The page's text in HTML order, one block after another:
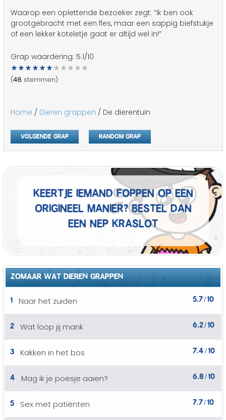
Waarop een oplettende bezoeker zegt: “Ik ben ook
grootgebracht met een fles, maar een sappig biefstukje
of een lekker koteletje gaat er altijd wel in!”
Grap waardering: 5.1/10
(48 stemmen)
Home / Dieren grappen / De dierentuin
Volgende grap Random grap
Keertje iemand foppen op een
origineel manier? Bestel dan
een nep kraslot
ZOMAAR WAT DIEREN GRAPPEN
1
Naar het zuiden 5.7/10
2 Wat loop jij mank 6.2/10
3 Kakken in het bos 7.4 /10
4 Mag ik je poesje aaien? 6.8 /10
5 Sex met patiënten 7.7/10